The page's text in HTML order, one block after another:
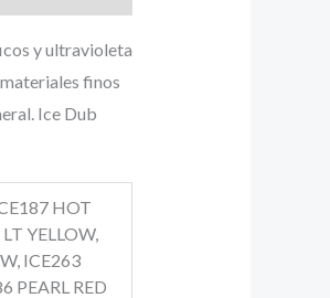
y ultravioleta
finos
Ice Dub
HOT
YELLOW,
ICE263
PEARL RED